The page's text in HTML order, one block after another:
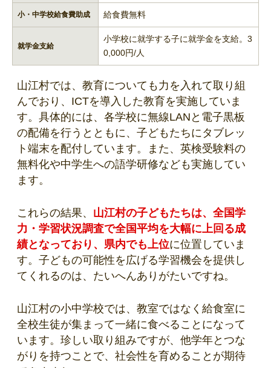
小・中学校給食費助成 給食費無料
就学金支給
小学校に就学する子に就学金を支給。3
0,000円/人
山江村では、教育についても力を入れて取り組
んでおり、ICTを導入した教育を実施していま
す。具体的には、各学校に無線LANと電子黒板
の配備を行うとともに、子どもたちにタブレッ
ト端末を配付しています。また、英検受験料の
無料化や中学生への語学研修なども実施してい
ます。
これらの結果、 山江村の子どもたちは、全国学
力・学習状況調査で全国平均を大幅に上回る成
績となっており、県内でも上位に位置していま
す。子どもの可能性を広げる学習機会を提供し
てくれるのは、たいへんありがたいですね。
山江村の小中学校では、教室ではなく給食室に
全校生徒が集まって一緒に食べることになって
います。珍しい取り組みですが、他学年とつな
がりを持つことで、社会性を育めることが期待